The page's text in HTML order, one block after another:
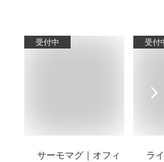
受付中
サーモマグ｜オフィ
受付
ラ